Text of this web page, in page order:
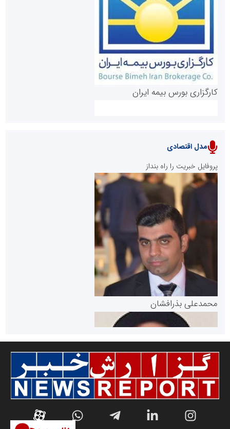
روابط عمومی خبرگزاری گزارش خبر
پایگاه خبری نهضت ملی مسکن
پایگاه خبری گفتمان یزد
کارگزاری بورس بیمه ایران
سازمان بورس و اوراق بهادار
مرجع اخبار موثق در بازارسرمایه
سازمان صنعت،معدن و تجارت
مدل اقتصادی
پروفایل خبریت را راه بنداز
محمدعلی بذرافشان